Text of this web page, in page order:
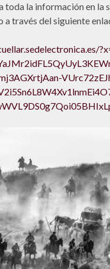
toda la información en la
a través del siguiente